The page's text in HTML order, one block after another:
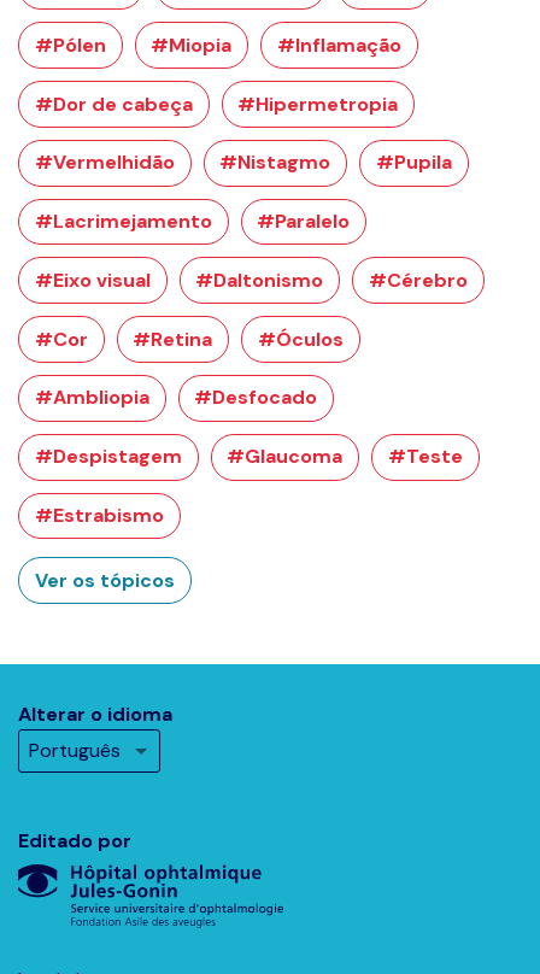
#Pólen #Miopia #Inflamação
#Dor de cabeça #Hipermetropia
#Vermelhidão #Nistagmo #Pupila
#Lacrimejamento #Paralelo
#Eixo visual #Daltonismo #Cérebro
#Cor #Retina #Óculos
#Ambliopia #Desfocado
#Despistagem #Glaucoma #Teste
#Estrabismo
Ver os tópicos
Editado por
Alterar o idioma